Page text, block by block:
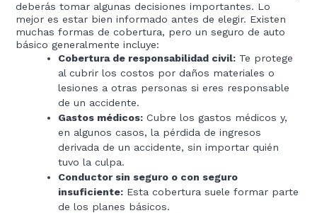
deberás tomar algunas decisiones importantes. Lo
mejor es estar bien informado antes de elegir. Existen
muchas formas de cobertura, pero un seguro de auto
básico generalmente incluye:
Cobertura de responsabilidad civil: Te protege
al cubrir los costos por daños materiales o
lesiones a otras personas si eres responsable
de un accidente.
Gastos médicos: Cubre los gastos médicos y,
en algunos casos, la pérdida de ingresos
derivada de un accidente, sin importar quién
tuvo la culpa.
Conductor sin seguro o con seguro
insuficiente: Esta cobertura suele formar parte
de los planes básicos.